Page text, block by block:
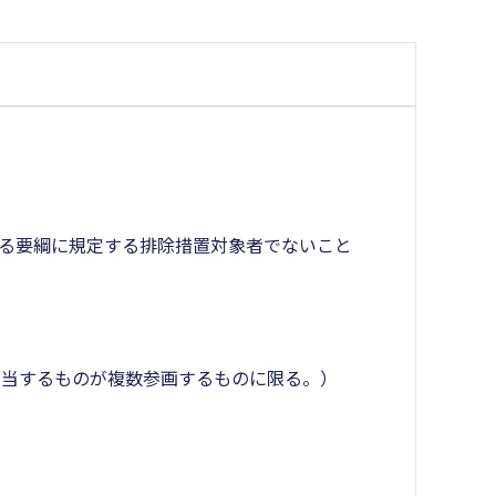
要綱に規定する排除措置対象者でないこと
するものが複数参画するものに限る。）